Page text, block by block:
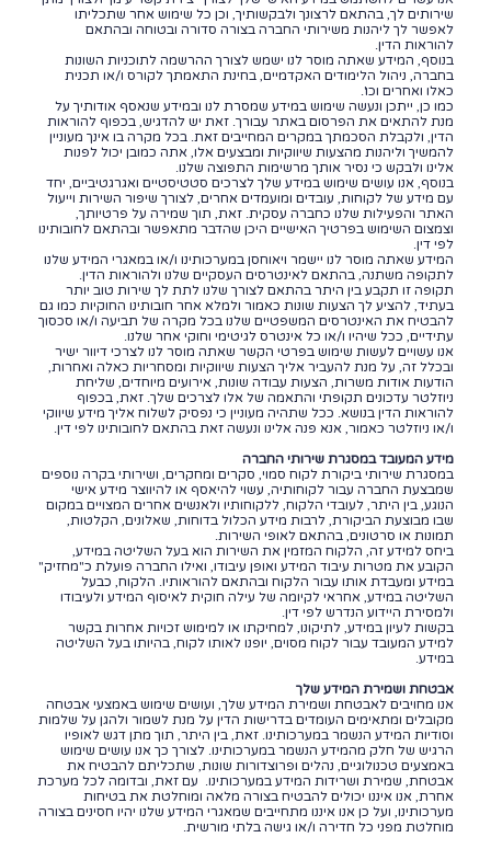
שירותים לך, בהתאם לרצונך ולבקשותיך, וכן כל שימוש אחר שתכליתו
לאפשר לך ליהנות משירותי החברה בצורה סדורה ובטוחה ובהתאם
להוראות הדין.
בנוסף, המידע שאתה מוסר לנו ישמש לצורך ההרשמה לתוכניות השונות
בחברה, ניהול הלימודים האקדמיים, בחינת התאמתך לקורס ו/או תכנית
כאלו ואחרים וכו'.
כמו כן, ייתכן ונעשה שימוש במידע שמסרת לנו ובמידע שנאסף אודותיך על
מנת להתאים את הפרסום באתר עבורך. זאת יש להדגיש, בכפוף להוראות
הדין, ולקבלת הסכמתך במקרים המחייבים זאת. בכל מקרה בו אינך מעוניין
להמשיך וליהנות מהצעות שיווקיות ומבצעים אלו, אתה כמובן יכול לפנות
אלינו ולבקש כי נסיר אותך מרשימות התפוצה שלנו.
בנוסף, אנו עושים שימוש במידע שלך לצרכים סטטיסטיים ואגרגטיביים, יחד
עם מידע של לקוחות, עובדים ומועמדים אחרים, לצורך שיפור השירות וייעול
האתר והפעילות שלנו כחברה עסקית. זאת, תוך שמירה על פרטיותך,
וצמצום השימוש בפרטיך האישיים היכן שהדבר מתאפשר ובהתאם לחובותינו
לפי דין.
המידע שאתה מוסר לנו יישמר ויאוחסן במערכותינו ו/או במאגרי המידע שלנו
לתקופה משתנה, בהתאם לאינטרסים העסקיים שלנו ולהוראות הדין.
תקופה זו תקבע בין היתר בהתאם לצורך שלנו לתת לך שירות טוב יותר
בעתיד, להציע לך הצעות שונות כאמור ולמלא אחר חובותינו החוקיות כמו גם
להבטיח את האינטרסים המשפטיים שלנו בכל מקרה של תביעה ו/או סכסוך
עתידיים, ככל שיהיו ו/או כל אינטרס לגיטימי וחוקי אחר שלנו.
אנו עשויים לעשות שימוש בפרטי הקשר שאתה מוסר לנו לצרכי דיוור ישיר
ובכלל זה, על מנת להעביר אליך הצעות שיווקיות ומסחריות כאלה ואחרות,
הודעות אודות משרות, הצעות עבודה שונות, אירועים מיוחדים, שליחת
ניוזלטר עדכונים תקופתי והתאמה של אלו לצרכים שלך. זאת, בכפוף
להוראות הדין בנושא. ככל שתהיה מעוניין כי נפסיק לשלוח אליך מידע שיווקי
ו/או ניוזלטר כאמור, אנא פנה אלינו ונעשה זאת בהתאם לחובותינו לפי דין.
מידע המעובד במסגרת שירותי החברה
במסגרת שירותי ביקורת לקוח סמוי, סקרים ומחקרים, ושירותי בקרה נוספים
שמבצעת החברה עבור לקוחותיה, עשוי להיאסף או להיווצר מידע אישי
הנוגע, בין היתר, לעובדי הלקוח, ללקוחותיו ולאנשים אחרים המצויים במקום
שבו מבוצעת הביקורת, לרבות מידע הכלול בדוחות, שאלונים, הקלטות,
תמונות או סרטונים, בהתאם לאופי השירות.
ביחס למידע זה, הלקוח המזמין את השירות הוא בעל השליטה במידע,
הקובע את מטרות עיבוד המידע ואופן עיבודו, ואילו החברה פועלת כ"מחזיק"
במידע ומעבדת אותו עבור הלקוח ובהתאם להוראותיו. הלקוח, כבעל
השליטה במידע, אחראי לקיומה של עילה חוקית לאיסוף המידע ולעיבודו
ולמסירת היידוע הנדרש לפי דין.
בקשות לעיון במידע, לתיקונו, למחיקתו או למימוש זכויות אחרות בקשר
למידע המעובד עבור לקוח מסוים, יופנו לאותו לקוח, בהיותו בעל השליטה
במידע.
אבטחת ושמירת המידע שלך
אנו מחויבים לאבטחת ושמירת המידע שלך, ועושים שימוש באמצעי אבטחה
מקובלים ומתאימים העומדים בדרישות הדין על מנת לשמור ולהגן על שלמות
וסודיות המידע הנשמר במערכותינו. זאת, בין היתר, תוך מתן דגש לאופיו
הרגיש של חלק מהמידע הנשמר במערכותינו. לצורך כך אנו עושים שימוש
באמצעים טכנולוגיים, נהלים ופרוצדורות שונות, שתכליתם להבטיח את
אבטחת, שמירת ושרידות המידע במערכותינו. עם זאת, ובדומה לכל מערכת
אחרת, אנו איננו יכולים להבטיח בצורה מלאה ומוחלטת את בטיחות
מערכותינו, ועל כן אנו איננו מתחייבים שמאגרי המידע שלנו יהיו חסינים בצורה
מוחלטת מפני כל חדירה ו/או גישה בלתי מורשית.